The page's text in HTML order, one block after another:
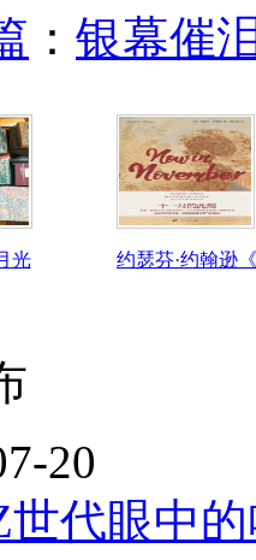
： 银幕催
光 约瑟芬·约翰逊
20
世代眼中